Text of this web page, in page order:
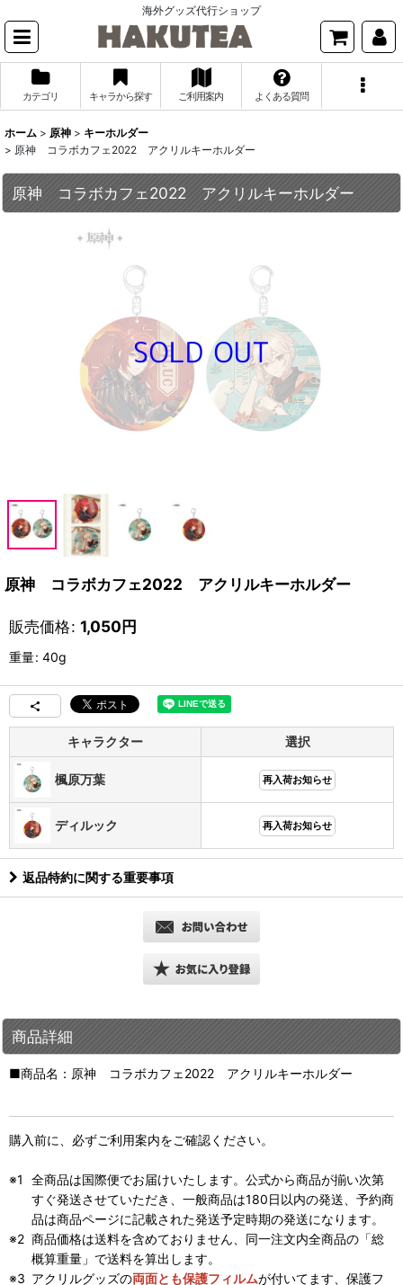
海外グッズ代行ショップ
カテゴリ キャラから探す ご利用案内 よくある質問
ホーム > 原神 > キーホルダー
> 原神 コラボカフェ2022 アクリルキーホルダー
原神 コラボカフェ2022 アクリルキーホルダー
原神 コラボカフェ2022 アクリルキーホルダー
販売価格: 1,050円
重量: 40g
キャラクター 選択
楓原万葉 再入荷お知らせ
ディルック 再入荷お知らせ
返品特約に関する重要事項
商品詳細
■商品名：原神 コラボカフェ2022 アクリルキーホルダー
購入前に、必ずご利用案内をご確認ください。
全商品は国際便でお届けいたします。公式から商品が揃い次第
すぐ発送させていただき、一般商品は180日以内の発送、予約商
品は商品ページに記載された発送予定時期の発送になります。
商品価格は送料を含めておりません、同一注文内全商品の「総
概算重量」で送料を算出します。
アクリルグッズの両面とも保護フィルムが付いてます、保護フ